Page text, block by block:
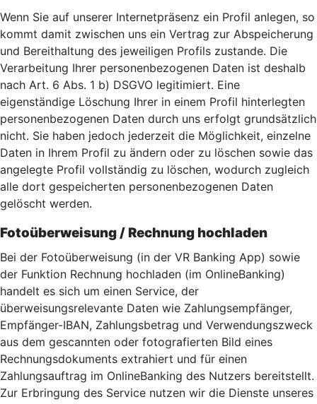
Wenn Sie auf unserer Internetpräsenz ein Profil anlegen, so
kommt damit zwischen uns ein Vertrag zur Abspeicherung
und Bereithaltung des jeweiligen Profils zustande. Die
Verarbeitung Ihrer personenbezogenen Daten ist deshalb
nach Art. 6 Abs. 1 b) DSGVO legitimiert. Eine
eigenständige Löschung Ihrer in einem Profil hinterlegten
personenbezogenen Daten durch uns erfolgt grundsätzlich
nicht. Sie haben jedoch jederzeit die Möglichkeit, einzelne
Daten in Ihrem Profil zu ändern oder zu löschen sowie das
angelegte Profil vollständig zu löschen, wodurch zugleich
alle dort gespeicherten personenbezogenen Daten
gelöscht werden.
Fotoüberweisung / Rechnung hochladen
Bei der Fotoüberweisung (in der VR Banking App) sowie
der Funktion Rechnung hochladen (im OnlineBanking)
handelt es sich um einen Service, der
überweisungsrelevante Daten wie Zahlungsempfänger,
Empfänger-IBAN, Zahlungsbetrag und Verwendungszweck
aus dem gescannten oder fotografierten Bild eines
Rechnungsdokuments extrahiert und für einen
Zahlungsauftrag im OnlineBanking des Nutzers bereitstellt.
Zur Erbringung des Service nutzen wir die Dienste unseres